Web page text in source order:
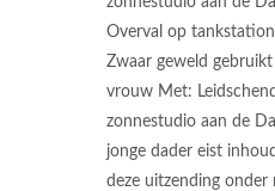
Overval op
Zwaar geweld
vrouw Met:
zonnestudio aan de
jonge dader eist
deze uitzending onder